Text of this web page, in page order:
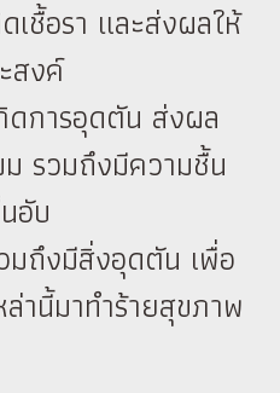
เชื้อรา และส่งผลให้
สงค์
ดการอุดตัน ส่งผล
รวมถึงมีความชื้น
อับ
ถึงมีสิ่งอุดตัน เพื่อ
านี้มาทำร้ายสุขภาพ